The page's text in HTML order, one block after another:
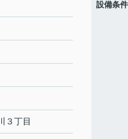
３丁目
設備条件